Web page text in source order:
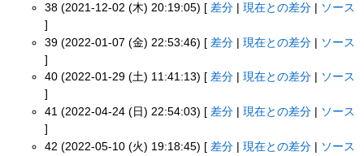
38 (2021-12-02 (木) 20:19:05) [ 差分 |現在との差分
ソース
]
39 (2022-01-07 (金) 22:53:46) [ 差分 |現在との差分 | ソース
]
40 (2022-01-29 (土) 11:41:13) [ 差分 |現在との差分
ソース
]
41 (2022-04-24 (日) 22:54:03) [ 差分 |現在との差分
ソース
]
42 (2022-05-10 (火) 19:18:45) [ 差分 |現在との差分 | ソース